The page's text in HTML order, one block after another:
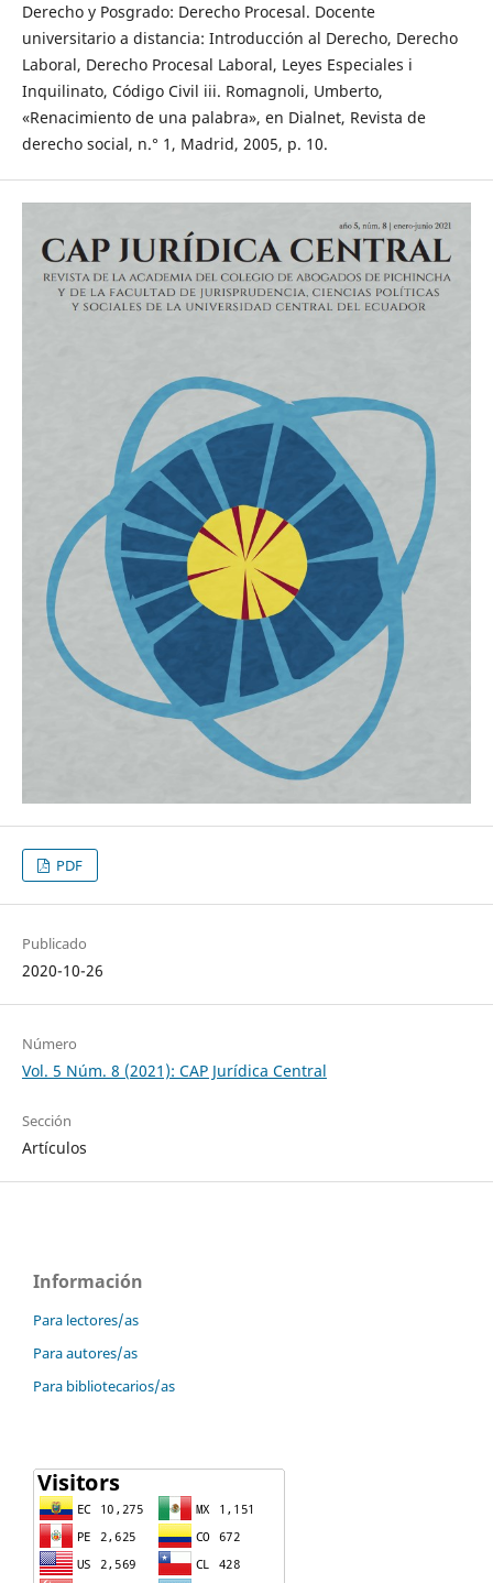
Derecho y Posgrado: Derecho Procesal. Docente
universitario a distancia: Introducción al Derecho, Derecho
Laboral, Derecho Procesal Laboral, Leyes Especiales i
Inquilinato, Código Civil iii. Romagnoli, Umberto,
«Renacimiento de una palabra», en Dialnet, Revista de
derecho social, n.° 1, Madrid, 2005, p. 10.
PDF
Publicado
2020-10-26
Número
Vol. 5 Núm. 8 (2021): CAP Jurídica Central
Sección
Artículos
Información
Para lectores/as
Para autores/as
Para bibliotecarios/as